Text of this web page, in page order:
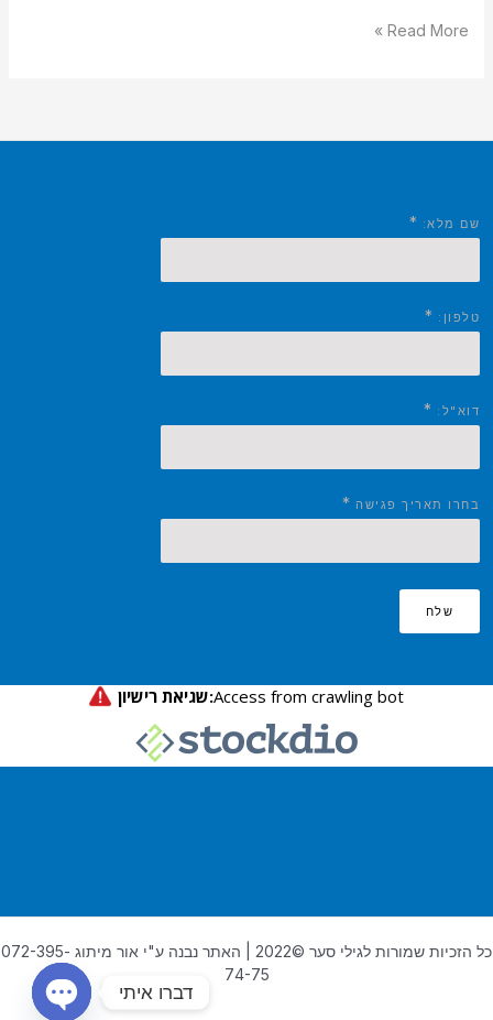
Read More »
שם מלא: *
טלפון: *
דוא"ל: *
בחרו תאריך פגישה *
שלח
כל הזכיות שמורות לגילי סער ©2022 | האתר נבנה ע"י אור מיתוג 072-395-
74-75
דברו איתי